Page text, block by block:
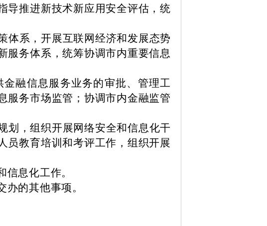
导推进新技术新应用安全评估，统
体系，开展互联网经济和发展态势
服务体系，统筹协调市内重要信息
融信息服务业务的审批、管理工
服务市场监管；协调市内金融监管
划，组织开展网络安全和信息化干
员教育培训和考评工作，组织开展
信息化工作。
办的其他事项。